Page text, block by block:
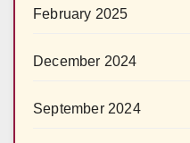
February 2025
December 2024
September 2024